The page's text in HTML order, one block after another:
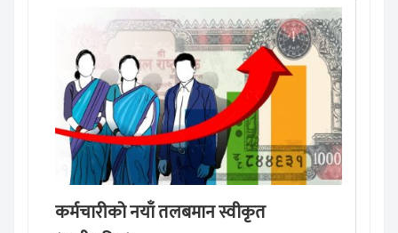
कर्मचारीको नयाँ तलबमान स्वीकृत